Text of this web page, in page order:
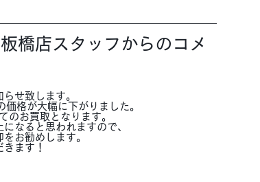
橋店スタッフからのコメ
せ致します。
格が大幅に下がりました。
のお買取となります。
なると思われますので、
お勧めします。
ます！